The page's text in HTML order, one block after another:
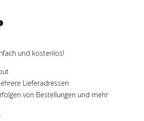
und kostenlos!
Lieferadressen
von Bestellungen und mehr